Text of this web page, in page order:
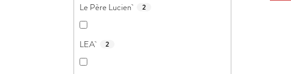
Le Père Lucien 2
LEA 2